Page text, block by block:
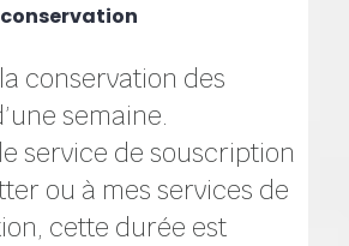
conservation
conservation des
semaine.
service de souscription
ou à mes services de
cette durée est